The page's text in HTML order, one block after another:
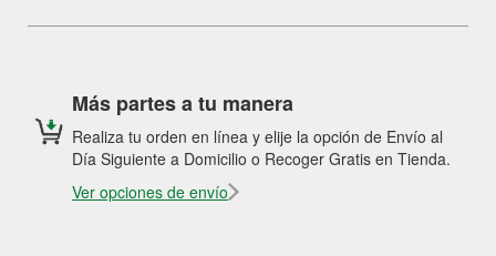
Más partes a tu manera
Realiza tu orden en línea y elije la opción de Envío al
Día Siguiente a Domicilio o Recoger Gratis en Tienda.
Ver opciones de envío